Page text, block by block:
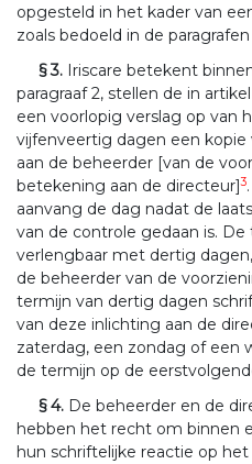
opgesteld in het kader van
zoals bedoeld in de
§ 3. Iriscare betekent
paragraaf 2, stellen de in
een voorlopig verslag op van
vijfenveertig dagen een
aan de beheerder [van de
betekening aan de directeur]3
aanvang de dag nadat de
van de controle gedaan is.
verlengbaar met dertig
de beheerder van de
termijn van dertig dagen
van deze inlichting aan de
zaterdag, een zondag of een
de termijn op de
§ 4. De beheerder en de
hebben het recht om binnen
hun schriftelijke reactie op